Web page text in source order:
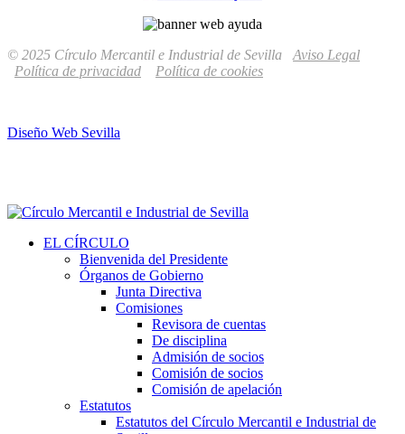
© 2025 Círculo Mercantil e Industrial de Sevilla Aviso Legal
Política de privacidad
Política de cookies
Diseño Web Sevilla
EL CÍRCULO
Bienvenida del Presidente
Órganos de Gobierno
Junta Directiva
Comisiones
Revisora de cuentas
De disciplina
Admisión de socios
Comisión de socios
Comisión de apelación
Estatutos
Estatutos del Círculo Mercantil e Industrial de